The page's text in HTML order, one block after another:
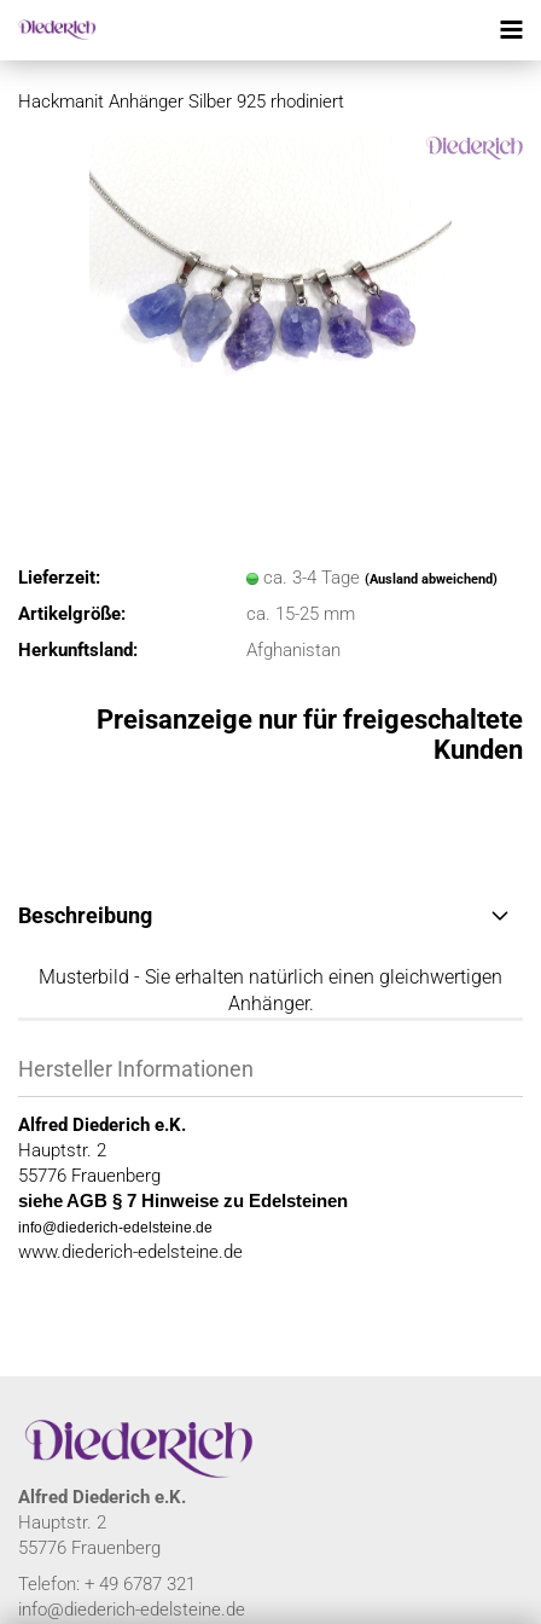
Hackmanit Anhänger Silber 925 rhodiniert
Lieferzeit: ca. 3-4 Tage(Ausland abweichend)
Artikelgröße:
ca. 15-25 mm
Herkunftsland:
Afghanistan
Preisanzeige nur für freigeschaltete
Kunden
Beschreibung
Musterbild - Sie erhalten natürlich einen gleichwertigen
Anhänger.
Hersteller Informationen
Alfred Diederich e.K.
Hauptstr. 2
55776 Frauenberg
siehe AGB § 7 Hinweise zu Edelsteinen
info@diederich-edelsteine.de
www.diederich-edelsteine.de
Alfred Diederich e.K.
Hauptstr. 2
55776 Frauenberg
Telefon: + 49 6787 321
info@diederich-edelsteine.de